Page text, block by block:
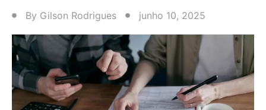
By Gilson Rodrigues junho 10, 2025